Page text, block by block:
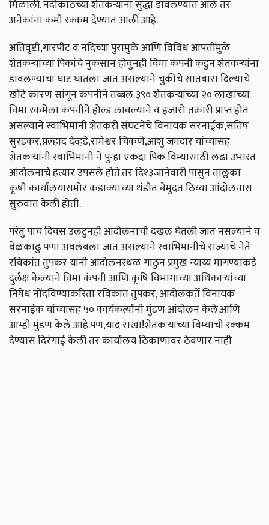
मिळाली. नदीकाठच्या शेतकऱ्यांना सुद्धा डावलण्यात आले तर
अनेकांना कमी रक्कम देण्यात आली आहे.
अतिवृष्टी,गारपीट व नदिच्या पुरामुळे आणि विविध आपत्तींमुळे
शेतकऱ्यांच्या पिकांचे नुकसान होवुनही विमा कंपनी कडुन शेतकऱ्यांना
डावलण्याचा घाट घातला जात असल्याने चुकीचे सातबारा दिल्याचे
खोटे कारण सांगून कंपनीने तब्बल ३९० शेतकऱ्यांच्या २० लाखांच्या
विमा रकमेला कंपनीने होल्ड लावल्याने व हजारो तक्रारी प्राप्त होत
असल्याने स्वाभिमानी शेतकरी संघटनेचे विनायक सरनाईक,सतिष
सुरडकर,प्रल्हाद देव्हडे,रामेश्वर चिकणे,आशु जमदार यांच्यासह
शेतकऱ्यांनी स्वाभिमानी ने पुन्हा एकदा पिक विम्यासाठी लढा उभारत
आंदोलनाचे हत्यार उपसले होते.तर दि१३जानेवारी पासुन तालुका
कृषी कार्यालयासमोर कडाक्याच्या थंडीत बेमुदत ठिय्या आंदोलनास
सुरुवात केली होती.
परंतु पाच दिवस उलटुनही आंदोलनाची दखल घेतली जात नसल्याने व
वेळकाढु पणा अवलंबला जात असल्याने स्वाभिमानीचे राज्याचे नेते
रविकांत तुपकर यांनी आंदोलनस्थळ गाठुन प्रमुख न्याय्य मागण्यांकडे
दुर्लक्ष केल्याने विमा कंपनी आणि कृषि विभागाच्या अधिकाऱ्यांच्या
निषेध नोंदविण्याकरिता रविकांत तुपकर, आंदोलकर्ते विनायक
सरनाईक यांच्यासह ५० कार्यकर्त्यांनी मुंडण आंदोलन केले.आणि
आम्ही मुंडण केले आहे.पण,याद राखा!शेतकऱ्यांच्या विम्याची रक्कम
देण्यास दिरंगाई केली तर कार्यालय ठिकाणावर ठेवणार नाही